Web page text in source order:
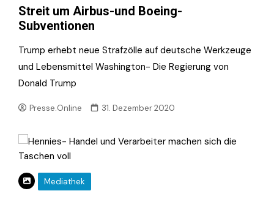
Streit um Airbus-und Boeing-
Subventionen
Trump erhebt neue Strafzölle auf deutsche Werkzeuge
und Lebensmittel Washington- Die Regierung von
Donald Trump
Presse.Online 31. Dezember 2020
Mediathek